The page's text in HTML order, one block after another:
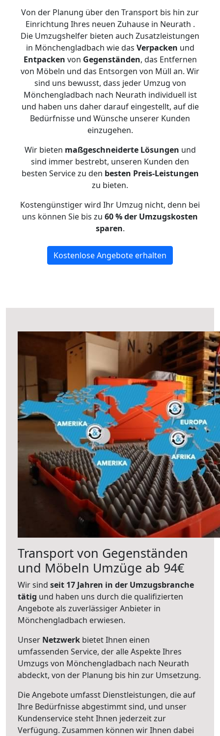
Von der Planung über den Transport bis hin zur
Einrichtung Ihres neuen Zuhause in Neurath .
Die Umzugshelfer bieten auch Zusatzleistungen
in Mönchengladbach wie das Verpacken und
Entpacken von Gegenständen, das Entfernen
von Möbeln und das Entsorgen von Müll an. Wir
sind uns bewusst, dass jeder Umzug von
Mönchengladbach nach Neurath individuell ist
und haben uns daher darauf eingestellt, auf die
Bedürfnisse und Wünsche unserer Kunden
einzugehen.
Wir bieten maßgeschneiderte Lösungen und
sind immer bestrebt, unseren Kunden den
besten Service zu den besten Preis-Leistungen
zu bieten.
Kostengünstiger wird Ihr Umzug nicht, denn bei
uns können Sie bis zu 60 % der Umzugskosten
sparen.
Kostenlose Angebote erhalten
Transport von Gegenständen
und Möbeln Umzüge ab 94€
Wir sind seit 17 Jahren in der Umzugsbranche
tätig und haben uns durch die qualifizierten
Angebote als zuverlässiger Anbieter in
Mönchengladbach erwiesen.
Unser Netzwerk bietet Ihnen einen
umfassenden Service, der alle Aspekte Ihres
Umzugs von Mönchengladbach nach Neurath
abdeckt, von der Planung bis hin zur Umsetzung.
Die Angebote umfasst Dienstleistungen, die auf
Ihre Bedürfnisse abgestimmt sind, und unser
Kundenservice steht Ihnen jederzeit zur
Verfügung. Zusammen können wir Ihnen dabei